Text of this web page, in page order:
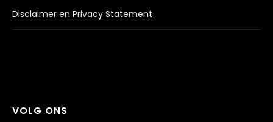
Disclaimer en Privacy Statement
VOLG ONS